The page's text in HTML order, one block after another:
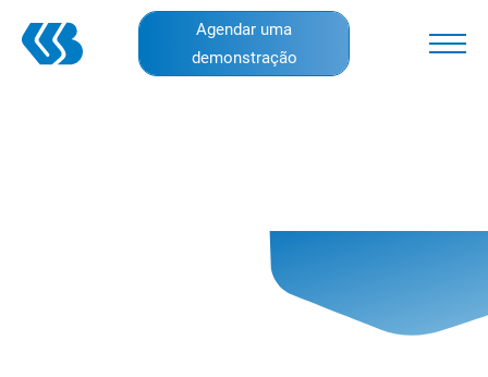
main
Agendar uma
demonstração